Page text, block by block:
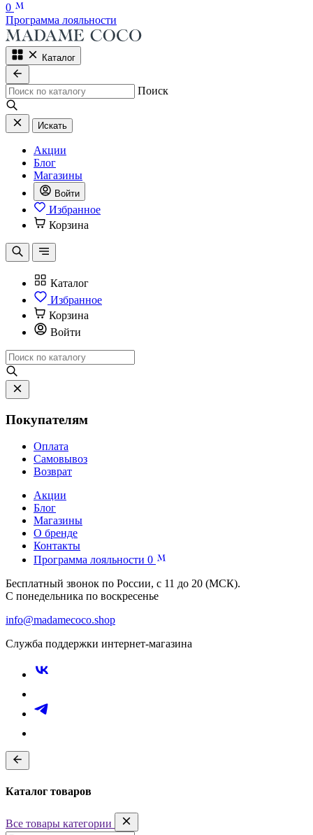
0
Программа лояльности
Каталог
Поиск
Искать
Акции
Блог
Магазины
Войти
Избранное
Корзина
Каталог
Избранное
Корзина
Войти
Покупателям
Оплата
Самовывоз
Возврат
Акции
Блог
Магазины
О бренде
Контакты
Программа лояльности 0
Бесплатный звонок по России, с 11 до 20 (МСК).
С понедельника по воскресенье
info@madamecoco.shop
Служба поддержки интернет-магазина
Каталог товаров
Все товары категории